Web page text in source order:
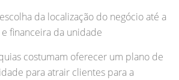
da localização do negócio até a
financeira da unidade
costumam oferecer um plano de
para atrair clientes para a